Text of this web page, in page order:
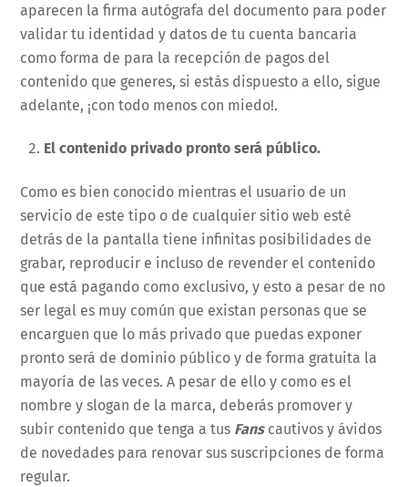
aparecen la firma autógrafa del documento para poder
validar tu identidad y datos de tu cuenta bancaria
como forma de para la recepción de pagos del
contenido que generes, si estás dispuesto a ello, sigue
adelante, ¡con todo menos con miedo!.
El contenido privado pronto será público.
Como es bien conocido mientras el usuario de un
servicio de este tipo o de cualquier sitio web esté
detrás de la pantalla tiene infinitas posibilidades de
grabar, reproducir e incluso de revender el contenido
que está pagando como exclusivo, y esto a pesar de no
ser legal es muy común que existan personas que se
encarguen que lo más privado que puedas exponer
pronto será de dominio público y de forma gratuita la
mayoría de las veces. A pesar de ello y como es el
nombre y slogan de la marca, deberás promover y
subir contenido que tenga a tus Fans cautivos y ávidos
de novedades para renovar sus suscripciones de forma
regular.